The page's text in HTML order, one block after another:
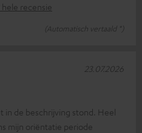
hele recensie
(Automatisch vertaald *)
in de beschrijving stond. Heel
mijn oriëntatie periode
23.07.2026